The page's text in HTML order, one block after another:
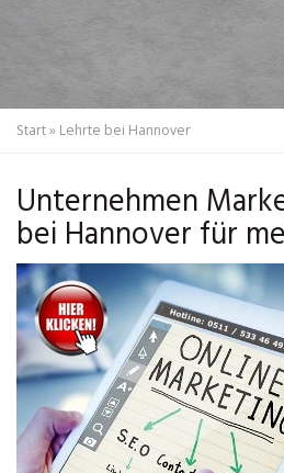
Start» Lehrte bei Hannover
Unternehmen
bei Hannover für